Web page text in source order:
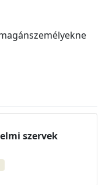
szervek